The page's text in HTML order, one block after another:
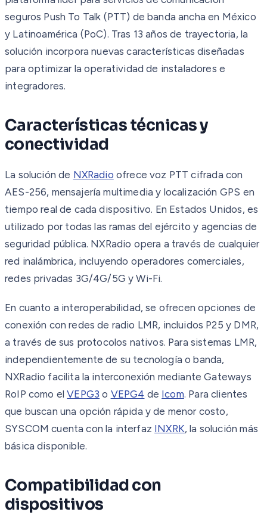
seguros Push To Talk (PTT) de banda ancha en México
y Latinoamérica (PoC). Tras 13 años de trayectoria, la
solución incorpora nuevas características diseñadas
para optimizar la operatividad de instaladores e
integradores.
Características técnicas y
conectividad
La solución de NXRadio ofrece voz PTT cifrada con
AES-256, mensajería multimedia y localización GPS en
tiempo real de cada dispositivo. En Estados Unidos, es
utilizado por todas las ramas del ejército y agencias de
seguridad pública. NXRadio opera a través de cualquier
red inalámbrica, incluyendo operadores comerciales,
redes privadas 3G/4G/5G y Wi-Fi.
En cuanto a interoperabilidad, se ofrecen opciones de
conexión con redes de radio LMR, incluidos P25 y DMR,
a través de sus protocolos nativos. Para sistemas LMR,
independientemente de su tecnología o banda,
NXRadio facilita la interconexión mediante Gateways
RoIP como elVEPG3 o VEPG4 de Icom. Para clientes
que buscan una opción rápida y de menor costo,
SYSCOM cuenta con la interfaz INXRK, la solución más
básica disponible.
Compatibilidad con
dispositivos